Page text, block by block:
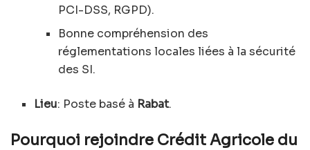
PCI-DSS, RGPD).
Bonne compréhension des
réglementations locales liées à la sécurité
des SI.
Lieu: Poste basé à Rabat.
Pourquoi rejoindre Crédit Agricole du